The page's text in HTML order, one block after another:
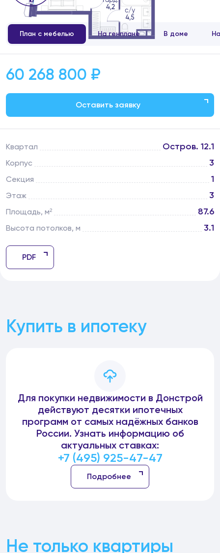
План с мебелью На генплане В доме
Квартал Остров. 12.1
Корпус 3
Секция 1
Этаж 3
Площадь, м² 87.6
Высота потолков, м 3.1
PDF
60 268 800 ₽
Оставить заявку
Купить в ипотеку
Для покупки недвижимости в Донстрой
действуют десятки ипотечных
программ от самых надёжных банков
России. Узнать информацию об
актуальных ставках:
+7 (495) 925-47-47
Подробнее
Не только квартиры